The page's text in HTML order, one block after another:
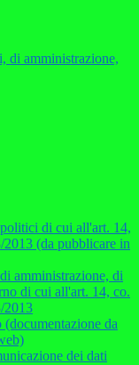
di amministrazione,
di cui all'art. 14,
(da pubblicare in
amministrazione, di
di cui all'art. 14, co.
2013
da
dei dati